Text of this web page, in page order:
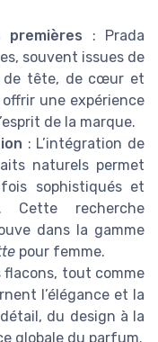
: Prada
souvent issues de
de tête, de cœur et
une expérience
de la marque.
: L’intégration de
naturels permet
sophistiqués et
Cette recherche
dans la gamme
pour femme.
flacons, tout comme
l’élégance et la
du design à la
globale du parfum.